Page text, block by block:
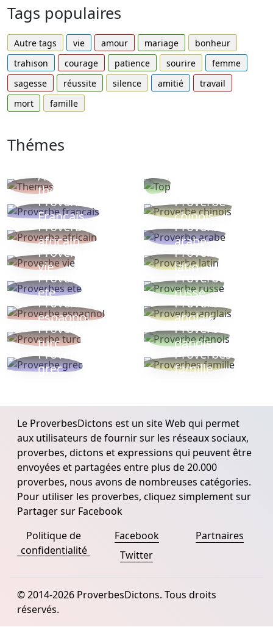
Tags populaires
Autre tags vie amour mariage
bonheur
trahison
courage patience sourire
femme
sagesse
réussite silence amitié
travail
mort
famille
Thémes
Autres
thèmes
Proverbe
Français
Proverbe
chinois
Proverbe
africain
Proverbe
arabe
Proverbe
vie
Proverbe
latin
Proverbes
ete
Proverbe
russe
Proverbe
espagnol
Proverbe
anglais
Proverbe
turc
Proverbe
danois
Proverbe
grec
Proverbes
famille
Le ProverbesDictons est un site Web qui permet
aux utilisateurs de fournir sur les réseaux sociaux,
proverbes, dictons et expressions qui peuvent être
envoyées et partagées entre plus de 20.000
proverbes, nous avons de nombreuses catégories.
Pour utiliser les proverbes, cliquez simplement sur
Partager sur Facebook
Politique de
confidentialité
Facebook
Twitter
Partnaires
© 2014-2026 ProverbesDictons. Tous droits
réservés.